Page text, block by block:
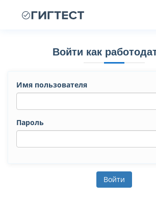
Войти как
Имя пользователя
Пароль
Войти